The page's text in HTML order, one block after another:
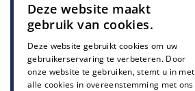
Deze website maakt
gebruik van cookies.
Deze website gebruikt cookies om uw
gebruikerservaring te verbeteren. Door
onze website te gebruiken, stemt u in met
alle cookies in overeenstemming met ons